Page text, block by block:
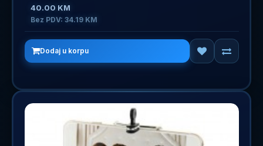
40.00 KM
Bez PDV: 34.19 KM
Dodaj u korpu